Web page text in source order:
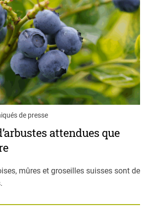
de presse
attendues que
mûres et groseilles suisses sont de